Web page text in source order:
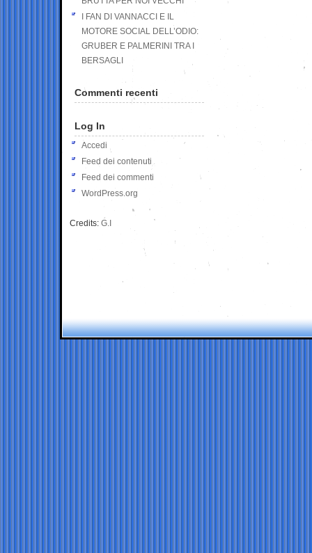
I FAN DI VANNACCI E IL
MOTORE SOCIAL DELL’ODIO:
GRUBER E PALMERINI TRA I
BERSAGLI
Commenti recenti
Log In
Accedi
Feed dei contenuti
Feed dei commenti
WordPress.org
Credits: G.I